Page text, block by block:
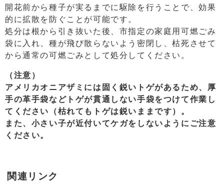
開花前から種子が実るまでに駆除を行うことで、効果
的に拡散を防ぐことが可能です。
処分は根から引き抜いた後、市指定の家庭用可燃ごみ
袋に入れ、種が飛び散らないよう密閉し、枯死させて
から通常の可燃ごみとして処分してください。
（注意）
アメリカオニアザミには固く鋭いトゲがあるため、厚
手の革手袋などトゲが貫通しない手袋をつけて作業し
てください（枯れてもトゲは鋭いままです）。
また、小さい子が近付いてケガをしないようにご注意
ください。
関連リンク